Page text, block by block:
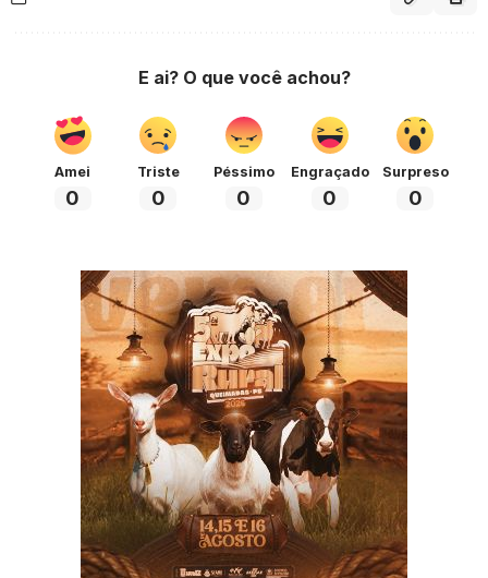
E ai? O que você achou?
Amei
0
Triste
0
Péssimo
0
Engraçado
0
Surpreso
0